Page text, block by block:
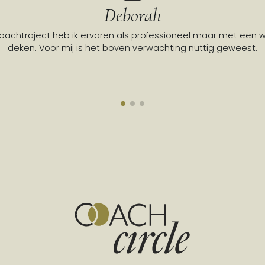
Deborah
heb ik ervaren als professioneel maar met een
deken. Voor mij is het boven verwachting nuttig geweest.